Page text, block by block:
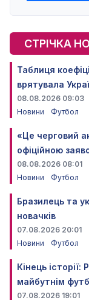
СТРІЧКА
Таблиця
врятувала
08.08.2026 09:03
Новини
Футбол
«Це черговий
офіційною
08.08.2026 08:01
Новини
Футбол
Бразилець та
новачків
07.08.2026 20:01
Новини
Футбол
Кінець
майбутнім
07.08.2026 19:01